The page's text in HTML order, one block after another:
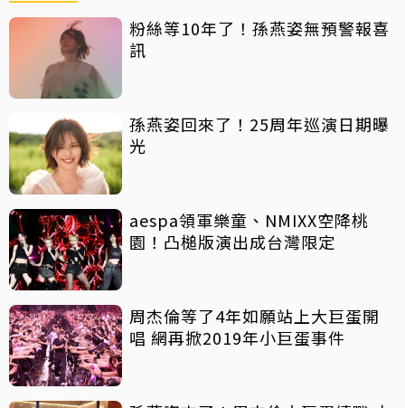
粉絲等10年了！孫燕姿無預警報喜
訊
孫燕姿回來了！25周年巡演日期曝
光
aespa領軍樂童、NMIXX空降桃
園！凸槌版演出成台灣限定
周杰倫等了4年如願站上大巨蛋開
唱 網再掀2019年小巨蛋事件